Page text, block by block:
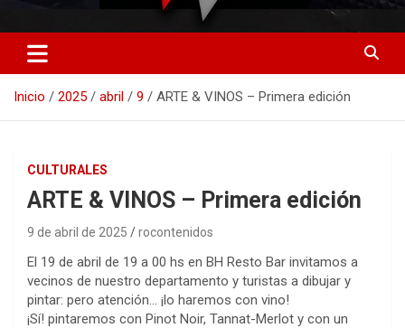
RO CONTENIDOS
Inicio 2025 abril 9 ARTE & VINOS – Primera edición
CULTURALES
ARTE & VINOS – Primera edición
9 de abril de 2025 rocontenidos
El 19 de abril de 19 a 00 hs en BH Resto Bar invitamos a
vecinos de nuestro departamento y turistas a dibujar y
pintar: pero atención… ¡lo haremos con vino!
¡Sí! pintaremos con Pinot Noir, Tannat-Merlot y con un